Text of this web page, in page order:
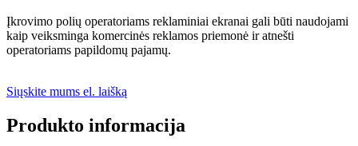
Įkrovimo polių operatoriams reklaminiai ekranai gali būti naudojami
kaip veiksminga komercinės reklamos priemonė ir atnešti
operatoriams papildomų pajamų.
Siųskite mums el. laišką
Produkto informacija